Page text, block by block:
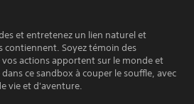
et entretenez un lien naturel et
contiennent. Soyez témoin des
actions apportent sur le monde et
ce sandbox à couper le souffle, avec
vie et d'aventure.